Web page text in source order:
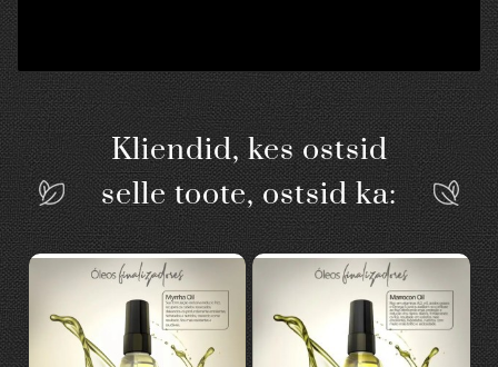
Kliendid, kes ostsid
selle toote, ostsid ka: